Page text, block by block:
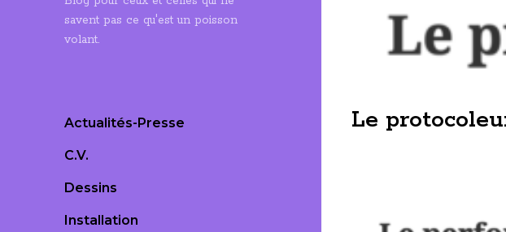
savent pas ce qu'est un poisson
volant.
Actualités-Presse
C.V.
Dessins
Installation
Le